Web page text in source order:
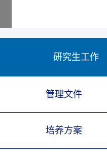
研究生工作
管理文件
培养方案